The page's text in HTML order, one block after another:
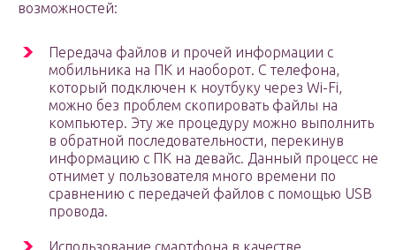
возможностей:
Передача файлов и прочей информации с
мобильника на ПК и наоборот. С телефона,
который подключен к ноутбуку через Wi-Fi,
можно без проблем скопировать файлы на
компьютер. Эту же процедуру можно выполнить
в обратной последовательности, перекинув
информацию с ПК на девайс. Данный процесс не
отнимет у пользователя много времени по
сравнению с передачей файлов с помощью USB
провода.
Использование смартфона в качестве